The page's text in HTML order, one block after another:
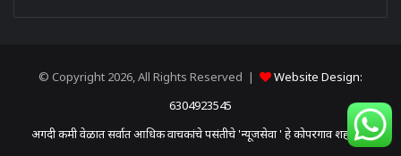
© Copyright 2026, All Rights Reserved |
Website Design:
6304923545
अगदी कमी वेळात सर्वात आधिक वाचकांचे पसंतीचे 'न्यूजसेवा ' हे कोपरगाव शहरातून